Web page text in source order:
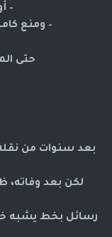
–
– ومنع
حتى
بعد سنوات من
لكن بعد وفاته،
رسائل بخط يشبه